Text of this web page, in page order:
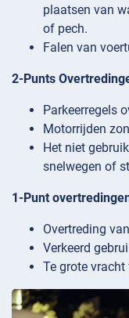
plaatsen van
of pech.
Falen van
2-Punts
Parkeerregels
Motorrijden
Het niet
snelwegen of
1-Punt
Overtreding
Verkeerd
Te grote